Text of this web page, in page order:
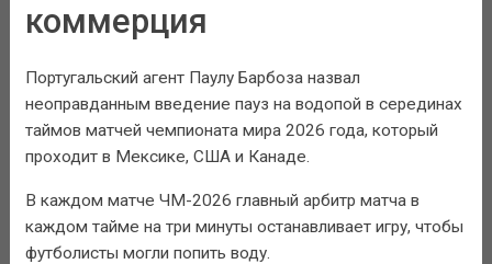
коммерция
Португальский агент Паулу Барбоза назвал
неоправданным введение пауз на водопой в серединах
таймов матчей чемпионата мира 2026 года, который
проходит в Мексике, США и Канаде.
В каждом матче ЧМ-2026 главный арбитр матча в
каждом тайме на три минуты останавливает игру, чтобы
футболисты могли попить воду.